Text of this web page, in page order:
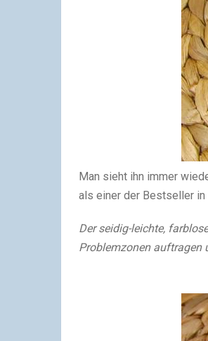
Man sieht ihn immer
als einer der Bestseller in
Der seidig-leichte,
Problemzonen auftragen